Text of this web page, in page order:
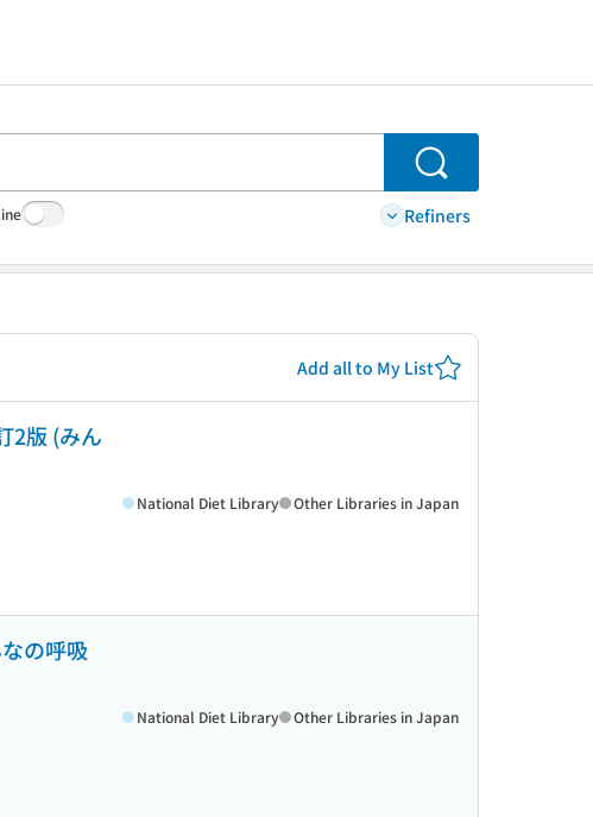
Search
Refiners
Add all to My List
2版 (みん
National Diet Library Other Libraries in Japan
の呼吸
National Diet Library Other Libraries in Japan